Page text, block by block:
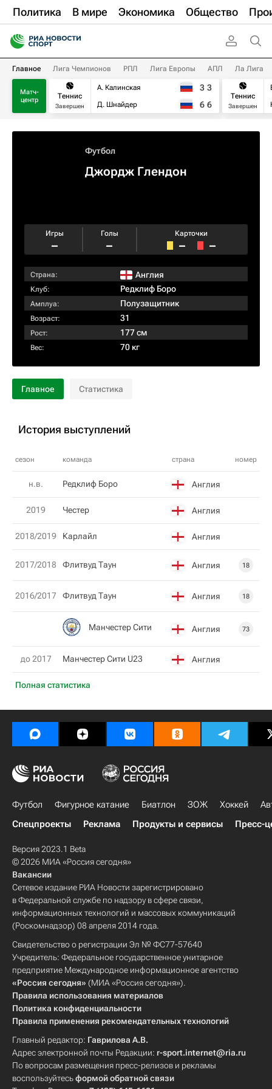
Политика В мире Экономика Общество
Главное Лига Чемпионов РПЛ Лига Европы АПЛ Ла Лига
Матч-
центр
Теннис
Завершен
А. Калинская
Д. Шнайдер
3 3
6 6
Теннис
Завершен
Футбол
Джордж Глендон
Игры
–
Голы
–
Карточки
– –
Страна: Англия
Клуб: Редклиф Боро
Амплуа: Полузащитник
Возраст: 31
Рост: 177 см
Вес: 70 кг
Главное Статистика
История выступлений
сезон команда страна номер
Полная статистика
н.в. Редклиф Боро Англия
2019 Честер Англия
2018/2019 Карлaйл Англия
2017/2018 Флитвуд Таун Англия 18
2016/2017 Флитвуд Таун Англия 18
Манчестер Сити Англия 73
до 2017 Манчестер Сити U23 Англия
Футбол Фигурное катание Биатлон ЗОЖ Хоккей
Спецпроекты
Реклама Продукты и сервисы Пресс-
Версия 2023.1 Beta
© 2026 МИА «Россия сегодня»
Вакансии
Сетевое издание РИА Новости зарегистрировано
в Федеральной службе по надзору в сфере связи,
информационных технологий и массовых коммуникаций
(Роскомнадзор) 08 апреля 2014 года.
Свидетельство о регистрации Эл № ФС77-57640
Учредитель: Федеральное государственное унитарное
предприятие Международное информационное агентство
«Россия сегодня» (МИА «Россия сегодня»).
Правила использования материалов
Политика конфиденциальности
Правила применения рекомендательных технологий
Главный редактор: Гаврилова А.В.
Адрес электронной почты Редакции: r-sport.internet@ria.ru
По вопросам размещения пресс-релизов и рекламы
воспользуйтесьформой обратной связи